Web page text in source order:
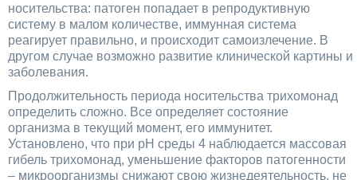
носительства: патоген попадает в репродуктивную
систему в малом количестве, иммунная система
реагирует правильно, и происходит самоизлечение. В
другом случае возможно развитие клинической картины и
заболевания.
Продолжительность периода носительства трихомонад
определить сложно. Все определяет состояние
организма в текущий момент, его иммунитет.
Установлено, что при рН среды 4 наблюдается массовая
гибель трихомонад, уменьшение факторов патогенности
– микроорганизмы снижают свою жизнедеятельность, не